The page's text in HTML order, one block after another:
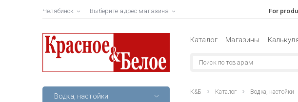
Челябинск Выберите адрес магазина For
Каталог Магазины
Водка, настойки
К&Б Каталог Водка, настойки